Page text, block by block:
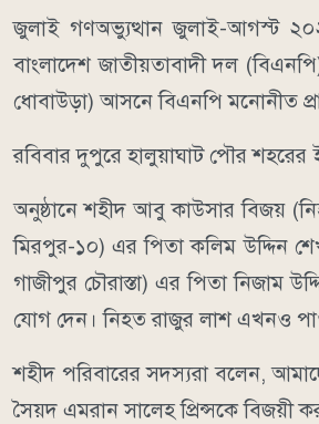
জুলাই গণঅভ্যুত্থান জুলাই-আগস্ট
বাংলাদেশ জাতীয়তাবাদী দল
ধোবাউড়া) আসনে বিএনপি মনোনীত
রবিবার দুপুরে হালুয়াঘাট পৌর
অনুষ্ঠানে শহীদ আবু কাউসার বিজয়
মিরপুর-১০) এর পিতা কলিম উদ্দিন
গাজীপুর চৌরাস্তা) এর পিতা নিজাম
যোগ দেন। নিহত রাজুর লাশ এখনও
শহীদ পরিবারের সদস্যরা বলেন,
সৈয়দ এমরান সালেহ প্রিন্সকে বিজয়ী